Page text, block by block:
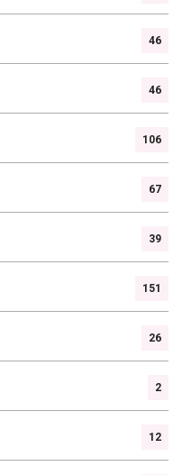
46
46
106
67
39
151
26
2
12